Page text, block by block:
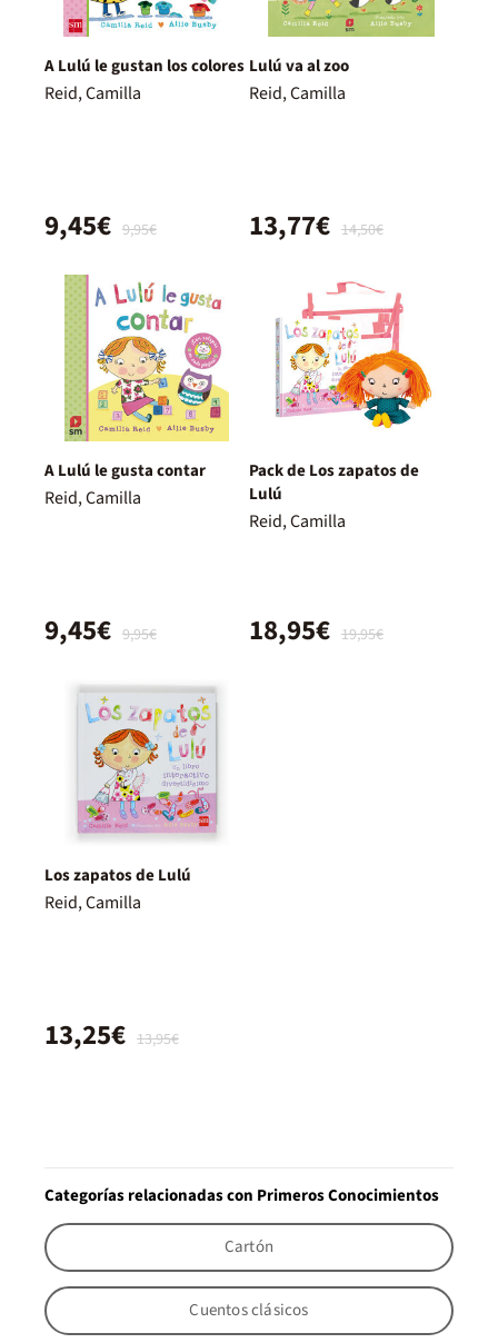
A Lulú le gustan los colores
Reid, Camilla
9,95€
9,45€
Lulú va al zoo
Reid, Camilla
14,50€
13,77€
A Lulú le gusta contar
Reid, Camilla
9,95€
9,45€
Pack de Los zapatos de
Lulú
Reid, Camilla
19,95€
18,95€
Los zapatos de Lulú
Reid, Camilla
13,95€
13,25€
Categorías relacionadas con Primeros Conocimientos
Cartón
Cuentos clásicos